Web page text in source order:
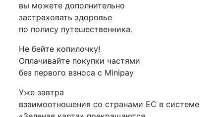
вы можете дополнительно
застраховать здоровье
по полису путешественника.
Не бейте копилочку!
Оплачивайте покупки частями
без первого взноса с Minipay
Уже завтра
взаимоотношения со странами ЕС в системе